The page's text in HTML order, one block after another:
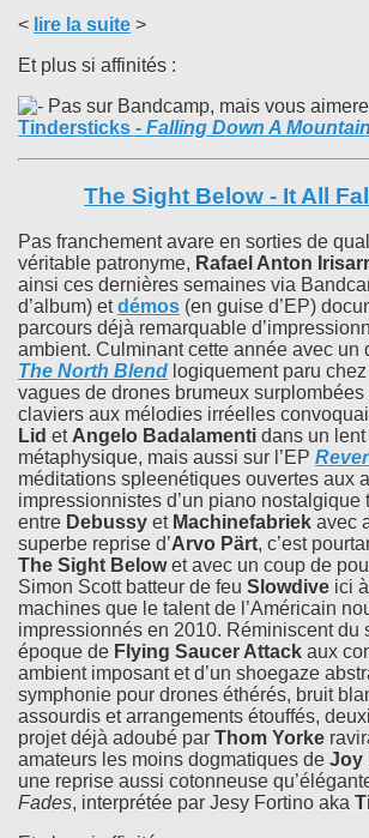
< lire la suite >
Et plus si affinités :
Pas sur Bandcamp, mais vous
Tindersticks - Falling Down A Mountain
The Sight Below - It All
Pas franchement avare en sorties de
véritable patronyme, Rafael Anton
ainsi ces dernières semaines via
d’album) etdémos (en guise d’EP)
parcours déjà remarquable
ambient. Culminant cette année avec un
The North Blend logiquement paru
vagues de drones brumeux
claviers aux mélodies irréelles
Lid et Angelo Badalamenti dans un
métaphysique, mais aussi sur l’EP
méditations spleenétiques ouvertes aux
impressionnistes d’un piano nostalgique
entre Debussy et Machinefabriek avec
superbe reprise d’Arvo Pärt, c’est
The Sight Belowet avec un coup de
Simon Scott batteur de feu Slowdive ici
machines que le talent de l’Américain
impressionnés en 2010. Réminiscent du
époque de Flying Saucer Attack aux
ambient imposant et d’un shoegaze
symphonie pour drones éthérés, bruit
assourdis et arrangements étouffés,
projet déjà adoubé par Thom Yorke
amateurs les moins dogmatiques de Joy
une reprise aussi cotonneuse
Fades, interprétée par Jesy Fortino aka